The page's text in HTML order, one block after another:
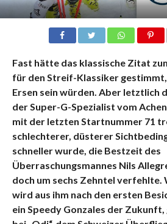
Fast hätte das klassische Zitat
für den Streif-Klassiker
Ersen sein würden. Aber letztlich
der Super-G-Spezialist vom
mit der letzten Startnummer 71
schlechterer, düsterer
schneller wurde, die Bestzeit des
Überraschungsmannes Nils
doch um sechs Zehntel verfehlte.
wird aus ihm nach den ersten
ein Speedy Gonzales der Zukunft,